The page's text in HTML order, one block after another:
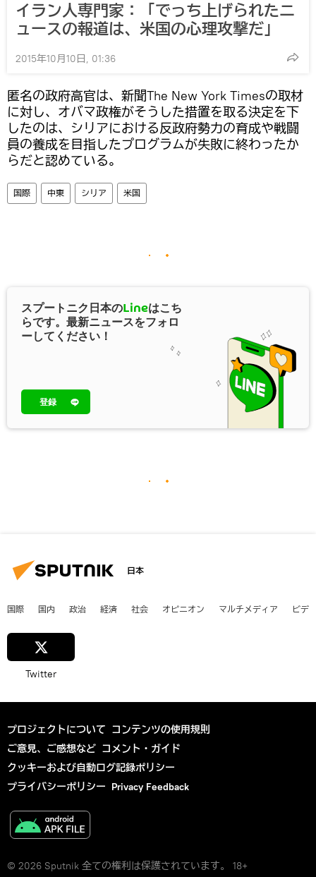
イラン人専門家：「でっち上げられたニ
ュースの報道は、米国の心理攻撃だ」
2015年10月10日, 01:36
匿名の政府高官は、新聞The New York Timesの取材
に対し、オバマ政権がそうした措置を取る決定を下
したのは、シリアにおける反政府勢力の育成や戦闘
員の養成を目指したプログラムが失敗に終わったか
らだと認めている。
国際 中東 シリア 米国
スプートニク日本のLineはこち
らです。最新ニュースをフォロ
ーしてください！
登録
日本
国際 国内 政治 経済 社会 オピニオン マルチメディア ビデ
Twitter
プロジェクトについて コンテンツの使用規則
ご意見、ご感想など コメント・ガイド
クッキーおよび自動ログ記録ポリシー
プライバシーポリシー Privacy Feedback
© 2026 Sputnik 全ての権利は保護されています。 18+